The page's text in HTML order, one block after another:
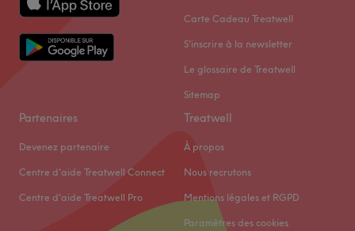
Carte Cadeau Treatwell
S'inscrire à la newsletter
Le glossaire de Treatwell
Sitemap
Partenaires
Devenez partenaire
Centre d'aide Treatwell Connect
Centre d'aide Treatwell Pro
Treatwell
À propos
Nous recrutons
Mentions légales et RGPD
Paramètres des cookies